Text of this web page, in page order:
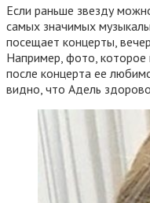
Если раньше звезду
самых значимых
посещает концерты,
Например, фото, которое
после концерта ее
видно, что Адель